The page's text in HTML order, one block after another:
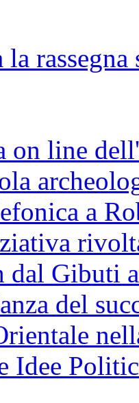
rassegna
on line
a
dal Gibuti
del
Idee